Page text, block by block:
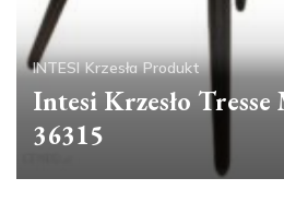
INTESI Krzesła Produkt
Intesi Krzesło Tresse
36315